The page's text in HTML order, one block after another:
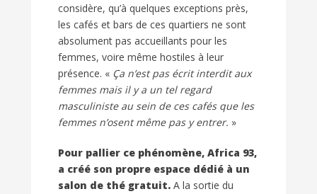
considère, qu’à quelques exceptions près,
les cafés et bars de ces quartiers ne sont
absolument pas accueillants pour les
femmes, voire même hostiles à leur
présence. « Ça n’est pas écrit interdit aux
femmes mais il y a un tel regard
masculiniste au sein de ces cafés que les
femmes n’osent même pas y entrer. »
Pour pallier ce phénomène, Africa 93,
a créé son propre espace dédié à un
salon de thé gratuit. A la sortie du